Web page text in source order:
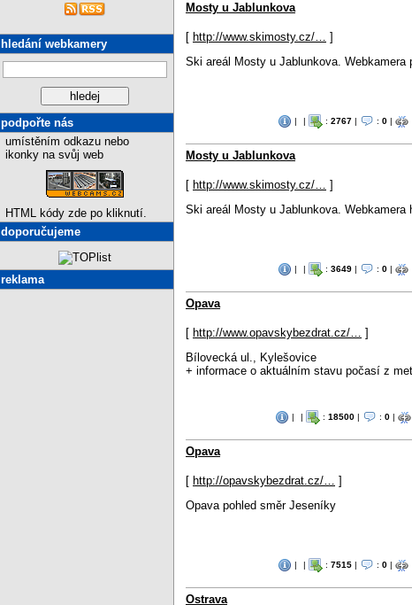
Mosty u Jablunkova
[ http://www.skimosty.cz/…
]
Ski areál Mosty u Jablunkova. Webkamera
| | : 2767| : 0|
Mosty u Jablunkova
[ http://www.skimosty.cz/…
]
Ski areál Mosty u Jablunkova. Webkamera
| | : 3649| : 0|
Opava
[ http://www.opavskybezdrat.cz/…
]
Bílovecká ul., Kylešovice
+ informace o aktuálním stavu počasí z
| | : 18500| : 0|
Opava
[ http://opavskybezdrat.cz/…
]
Opava pohled směr Jeseníky
| | : 7515| : 0|
Ostrava
hledání webkamery
podpořte nás
umístěním odkazu nebo
ikonky na svůj web
HTML kódy zde po kliknutí.
doporučujeme
reklama